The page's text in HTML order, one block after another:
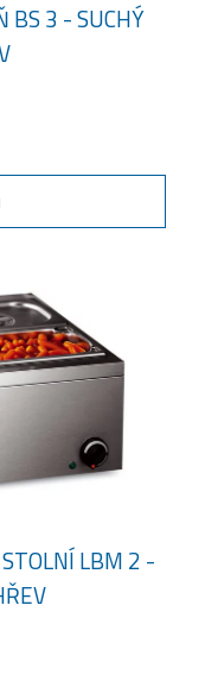
BS 3 - SUCHÝ
LBM 2 -